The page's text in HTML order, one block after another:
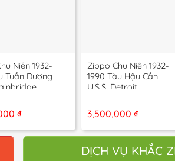
Niên 1932-
Tuần Dương
₫
Zippo Chu Niên 1932-
1990 Tàu Hậu Cần
U.S.S. Detroit
3,500,000 ₫
DỊCH VỤ KHẮC